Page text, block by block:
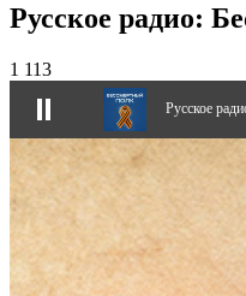
Русское радио:
1 113
Русское